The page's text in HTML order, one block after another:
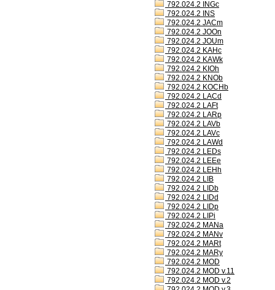
792.024.2 INGc
792.024.2 INS
792.024.2 JACm
792.024.2 JOOn
792.024.2 JOUm
792.024.2 KAHc
792.024.2 KAWk
792.024.2 KIOh
792.024.2 KNOb
792.024.2 KOCHb
792.024.2 LACd
792.024.2 LAFt
792.024.2 LARp
792.024.2 LAVb
792.024.2 LAVc
792.024.2 LAWd
792.024.2 LEDs
792.024.2 LEEe
792.024.2 LEHh
792.024.2 LIB
792.024.2 LIDb
792.024.2 LIDd
792.024.2 LIDp
792.024.2 LIPi
792.024.2 MANa
792.024.2 MANv
792.024.2 MARt
792.024.2 MARy
792.024.2 MOD
792.024.2 MOD v.11
792.024.2 MOD v.2